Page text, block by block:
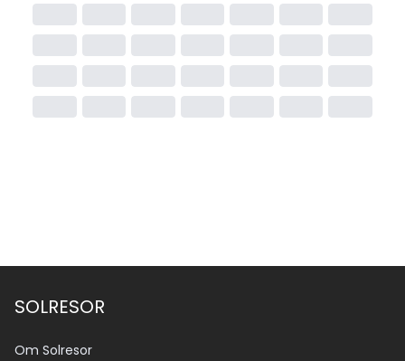
SOLRESOR
Om Solresor